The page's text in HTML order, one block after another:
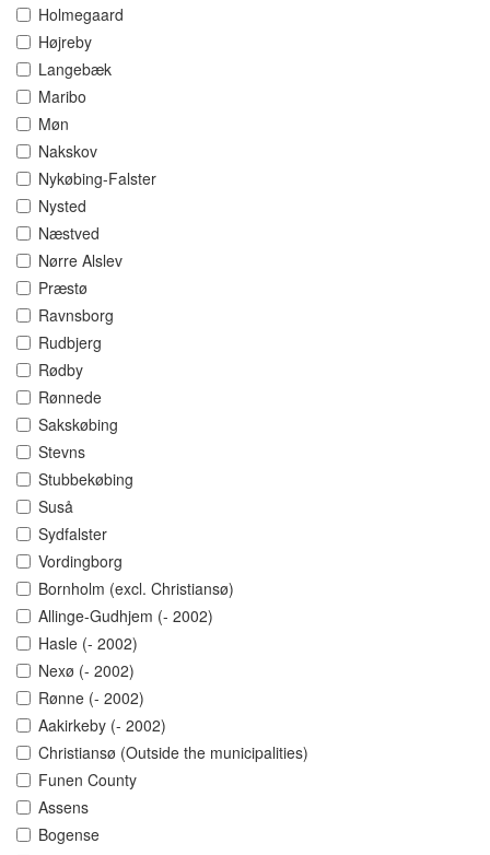
Holmegaard
Højreby
Langebæk
Maribo
Møn
Nakskov
Nykøbing-Falster
Nysted
Næstved
Nørre Alslev
Præstø
Ravnsborg
Rudbjerg
Rødby
Rønnede
Sakskøbing
Stevns
Stubbekøbing
Suså
Sydfalster
Vordingborg
Bornholm (excl. Christiansø)
Allinge-Gudhjem (- 2002)
Hasle (- 2002)
Nexø (- 2002)
Rønne (- 2002)
Aakirkeby (- 2002)
Christiansø (Outside the municipalities)
Funen County
Assens
Bogense